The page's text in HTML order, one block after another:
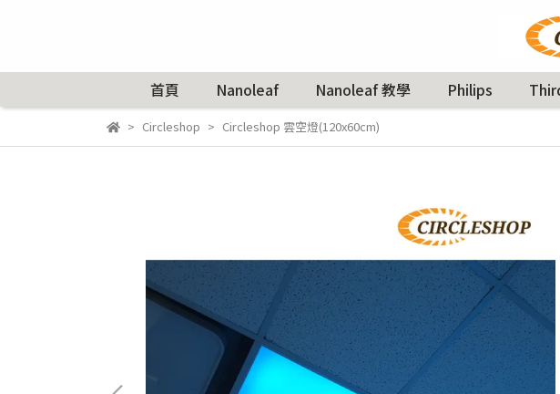
首頁 Nanoleaf Nanoleaf 教學 Philips
Circleshop Circleshop 雲空燈(120x60cm)